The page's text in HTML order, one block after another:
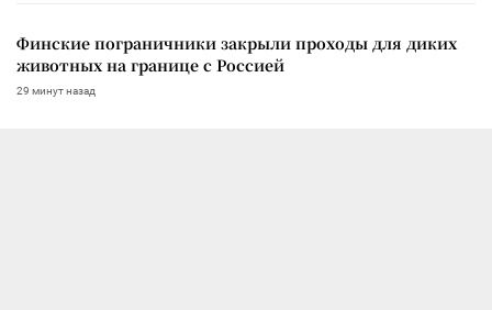
Финские пограничники закрыли проходы для диких
животных на границе с Россией
29 минут назад